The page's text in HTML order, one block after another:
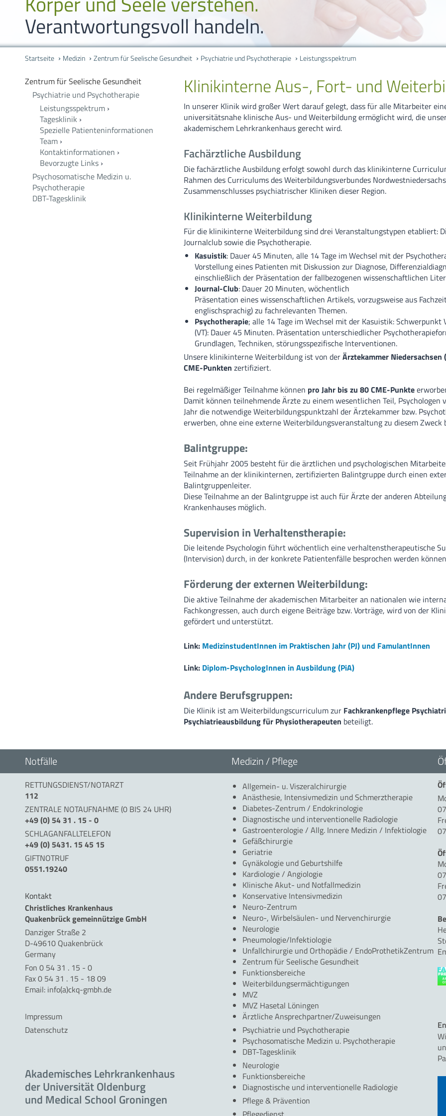
Verantwortungsvoll handeln.
Startseite Medizin Zentrum für Seelische Gesundheit Psychiatrie und Psychotherapie Leistungsspektrum
Zentrum für Seelische Gesundheit
Psychiatrie und Psychotherapie
Leistungsspektrum ›
Tagesklinik ›
Spezielle Patienteninformationen
Team ›
Kontaktinformationen ›
Bevorzugte Links ›
Psychosomatische Medizin u.
Psychotherapie
DBT-Tagesklinik
Klinikinterne Aus-, Fort- und
In unserer Klinik wird großer Wert darauf gelegt, dass für alle Mitarbeiter
universitätsnahe klinische Aus- und Weiterbildung ermöglicht wird, die
akademischem Lehrkrankenhaus gerecht wird.
Fachärztliche Ausbildung
Die fachärztliche Ausbildung erfolgt sowohl durch das klinikinterne
Rahmen des Curriculums des Weiterbildungsverbundes
Zusammenschlusses psychiatrischer Kliniken dieser Region.
Klinikinterne Weiterbildung
Für die klinikinterne Weiterbildung sind drei Veranstaltungstypen etabliert:
Journalclub sowie die Psychotherapie.
Kasuistik: Dauer 45 Minuten, alle 14 Tage im Wechsel mit der
Vorstellung eines Patienten mit Diskussion zur Diagnose,
einschließlich der Präsentation der fallbezogenen wissenschaftlichen
Journal-Club: Dauer 20 Minuten, wöchentlich
Präsentation eines wissenschaftlichen Artikels, vorzugsweise aus
englischsprachig) zu fachrelevanten Themen.
Psychotherapie; alle 14 Tage im Wechsel mit der Kasuistik: Schwerpunkt
(VT): Dauer 45 Minuten. Präsentation unterschiedlicher
Grundlagen, Techniken, störungsspezifische Interventionen.
Unsere klinikinterne Weiterbildung ist von derÄrztekammer Niedersachsen
CME-Punkten zertifiziert.
Bei regelmäßiger Teilnahme können pro Jahr bis zu 80 CME-Punkte
Damit können teilnehmende Ärzte zu einem wesentlichen Teil, Psychologen
Jahr die notwendige Weiterbildungspunktzahl der Ärztekammer bzw.
erwerben, ohne eine externe Weiterbildungsveranstaltung zu diesem Zweck
Balintgruppe:
Seit Frühjahr 2005 besteht für die ärztlichen und psychologischen
Teilnahme an der klinikinternen, zertifizierten Balintgruppe durch einen
Balintgruppenleiter.
Diese Teilnahme an der Balintgruppe ist auch für Ärzte der anderen
Krankenhauses möglich.
Supervision in Verhaltenstherapie:
Die leitende Psychologin führt wöchentlich eine verhaltenstherapeutische
(Intervision) durch, in der konkrete Patientenfälle besprochen werden
Förderung der externen Weiterbildung:
Die aktive Teilnahme der akademischen Mitarbeiter an nationalen wie
Fachkongressen, auch durch eigene Beiträge bzw. Vorträge, wird von der
gefördert und unterstützt.
Link: MedizinstudentInnen im Praktischen Jahr (PJ) und FamulantInnen
Link: Diplom-PsychologInnen in Ausbildung (PiA)
Andere Berufsgruppen:
Die Klinik ist am Weiterbildungscurriculum zur Fachkrankenpflege
Psychiatrieausbildung für Physiotherapeuten beteiligt.
Notfälle Medizin / Pflege
RETTUNGSDIENST/NOTARZT
112
ZENTRALE NOTAUFNAHME (0 BIS 24 UHR)
+49 (0) 54 31 . 15 - 0
SCHLAGANFALLTELEFON
+49 (0) 5431. 15 45 15
GIFTNOTRUF
0551.19240
Kontakt
Christliches Krankenhaus
Quakenbrück gemeinnützige GmbH
Danziger Straße 2
D-49610 Quakenbrück
Germany
Fon 0 54 31 . 15 - 0
Fax 0 54 31 . 15 - 18 09
Email: info(a)ckq-gmbh.de
Impressum
Datenschutz
Akademisches Lehrkrankenhaus
der Universität Oldenburg
und Medical School Groningen
Allgemein- u. Viszeralchirurgie
Anästhesie, Intensivmedizin und Schmerztherapie
Diabetes-Zentrum / Endokrinologie
Diagnostische und interventionelle Radiologie
Gastroenterologie / Allg. Innere Medizin / Infektiologie
Gefäßchirurgie
Geriatrie
Gynäkologie und Geburtshilfe
Kardiologie / Angiologie
Klinische Akut- und Notfallmedizin
Konservative Intensivmedizin
Neuro-Zentrum
Neuro-, Wirbelsäulen- und Nervenchirurgie
Neurologie
Pneumologie/Infektiologie
Unfallchirurgie und Orthopädie / EndoProthetikZentrum
Zentrum für Seelische Gesundheit
Funktionsbereiche
Weiterbildungsermächtigungen
MVZ
MVZ Hasetal Löningen
Ärztliche Ansprechpartner/Zuweisungen
Psychiatrie und Psychotherapie
Psychosomatische Medizin u. Psychotherapie
DBT-Tagesklinik
Neurologie
Funktionsbereiche
Diagnostische und interventionelle Radiologie
Pflege & Prävention
Karriere
Bildungszentrum
Sitemap
Impressum
Gynäkologie
Kardiologie /
Konservative
Neuro-
Neurologie
Zentrum für
MVZ Hasetal
Ärztliche